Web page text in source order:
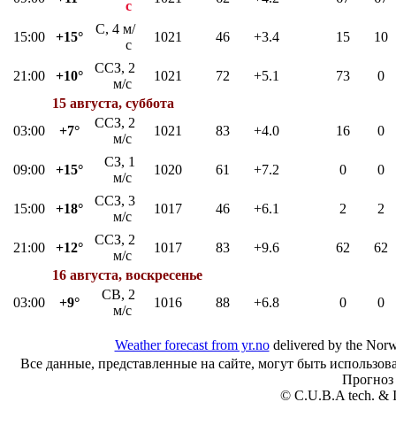
с
15:00 +15°
С, 4 м/
с
1021 46 +3.4 15 10
21:00 +10°
ССЗ, 2
м/с
1021 72 +5.1 73
0
15 августа, суббота
03:00
+7°
ССЗ, 2
м/с
1021 83 +4.0 16 0
09:00 +15°
СЗ, 1
м/с
1020 61 +7.2 0 0
15:00 +18°
ССЗ, 3
м/с
1017 46 +6.1 2 2
21:00 +12°
ССЗ, 2
м/с
1017 83 +9.6 62
62
16 августа, воскресенье
03:00
+9°
СВ, 2
м/с
1016 88 +6.8 0 0
Weather forecast from yr.nodelivered by the
Все данные, представленные на сайте, могут быть
© C.U.B.A tech. &